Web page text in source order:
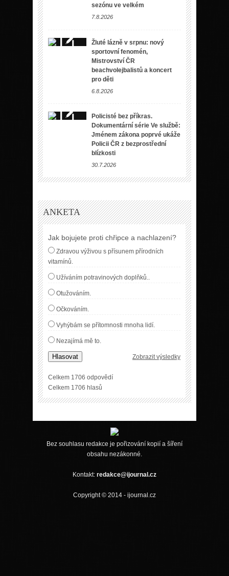
sezónu ve velkém
7.8.2026
Žluté lázně v srpnu: nový
sportovní fenomén,
Mistrovství ČR
beachvolejbalistů a koncert
pro děti
6.8.2026
Policisté bez příkras.
Dokumentární série Ve službě:
Jménem zákona poprvé ukáže
Policii ČR z bezprostřední
blízkosti
30.7.2026
ANKETA
Jak bojujete proti chřipce a nachlazení?
Zdravou výživou s přísunem přírodních
vitamínů.
Užíváním potravinových doplňků..
Otužováním.
Očkováním.
Vyhýbám se přítomnosti mnoha lidí.
Nezajímá mě to.
Hlasovat Zobrazit výsledky
Celkem 1706 odpovědí
Celkem 1706 hlasů
Bez souhlasu redakce je pořizování kopií a šíření
obsahu nezákonné.
Kontakt: redakce@ijournal.cz
Copyright © 2014 - ijournal.cz